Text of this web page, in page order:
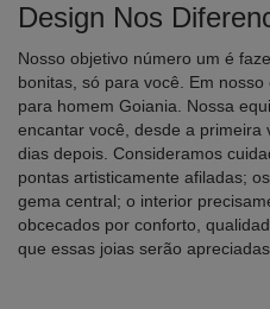
Design Nos
Nosso objetivo número um é
bonitas, só para você. Em
para homem Goiania. Nossa
encantar você, desde a primeira
dias depois. Consideramos
pontas artisticamente afiladas;
gema central; o interior
obcecados por conforto,
que essas joias serão